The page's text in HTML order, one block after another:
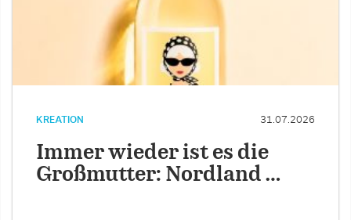
KREATION 31.07.2026
Immer wieder ist es die
Großmutter: Nordland …